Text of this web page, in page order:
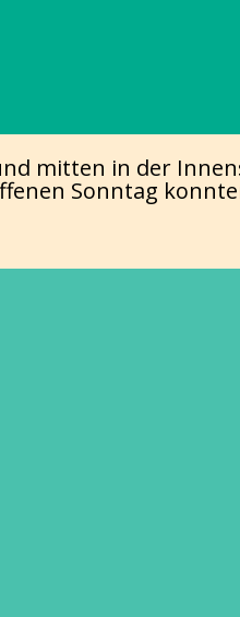
mitten in der
Sonntag